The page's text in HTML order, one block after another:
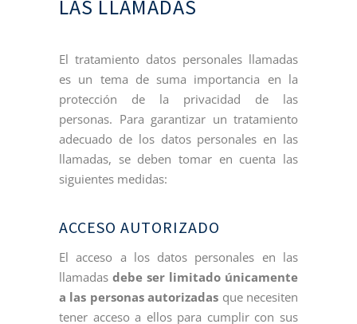
LAS LLAMADAS
El tratamiento datos personales llamadas
es un tema de suma importancia en la
protección de la privacidad de las
personas. Para garantizar un tratamiento
adecuado de los datos personales en las
llamadas, se deben tomar en cuenta las
siguientes medidas:
ACCESO AUTORIZADO
El acceso a los datos personales en las
llamadas debe ser limitado únicamente
a las personas autorizadas que necesiten
tener acceso a ellos para cumplir con sus